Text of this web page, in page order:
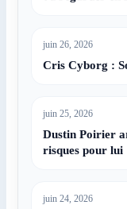
juin 26, 2026
Cris Cyborg :
juin 25, 2026
Dustin Poirier
risques pour lui
juin 24, 2026